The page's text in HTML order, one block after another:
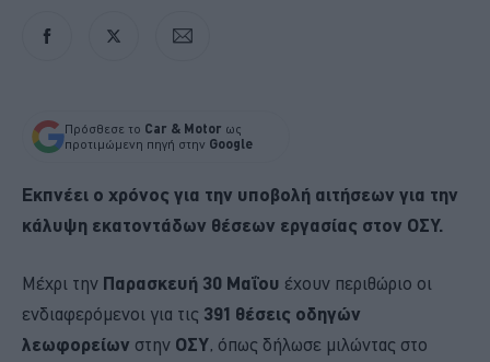
Πρόσθεσε το Car & Motor ως
προτιμώμενη πηγή στην Google
Εκπνέει ο χρόνος για την υποβολή αιτήσεων για την
κάλυψη εκατοντάδων θέσεων εργασίας στον ΟΣΥ.
Μέχρι την Παρασκευή 30 Μαΐου έχουν περιθώριο οι
ενδιαφερόμενοι για τις 391 θέσεις οδηγών
λεωφορείων στην ΟΣΥ, όπως δήλωσε μιλώντας στο